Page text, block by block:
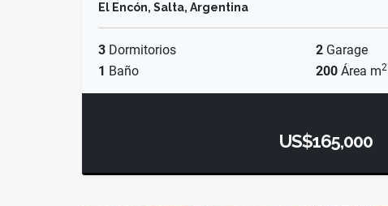
El Encón, Salta, Argentina
3 Dormitorios 2 Garage
1 Baño 200 Área m2
US$165,000